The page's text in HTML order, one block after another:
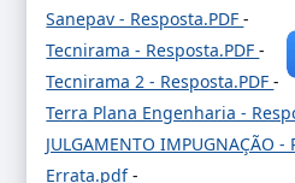
Sanepav - Resposta.PDF-
Tecnirama - Resposta.PDF-
Tecnirama 2 - Resposta.PDF-
Terra Plana Engenharia -
JULGAMENTO IMPUGNAÇÃO
Errata.pdf-